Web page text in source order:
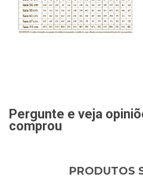
Pergunte e veja
comprou
PRODUTOS